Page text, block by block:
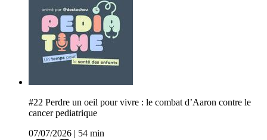
#22 Perdre un oeil pour vivre : le combat d’Aaron contre le
cancer pediatrique
07/07/2026
54 min